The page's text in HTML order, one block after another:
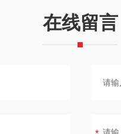
在线留言